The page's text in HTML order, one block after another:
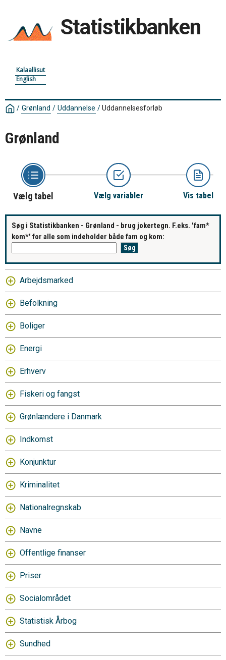
Statistikbanken
Kalaallisut
English
/ Grønland / Uddannelse /Uddannelsesforløb
Grønland
Vælg tabel Vælg variabler Vis tabel
Søg i Statistikbanken - Grønland - brug jokertegn. F.eks. 'fam*
kom*' for alle som indeholder både fam og kom:
Arbejdsmarked
Befolkning
Boliger
Energi
Erhverv
Fiskeri og fangst
Grønlændere i Danmark
Indkomst
Konjunktur
Kriminalitet
Nationalregnskab
Navne
Offentlige finanser
Priser
Socialområdet
Statistisk Årbog
Sundhed